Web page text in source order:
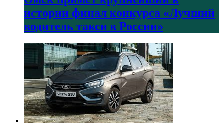
истории финал конкурса «Лучший
водитель такси в России»